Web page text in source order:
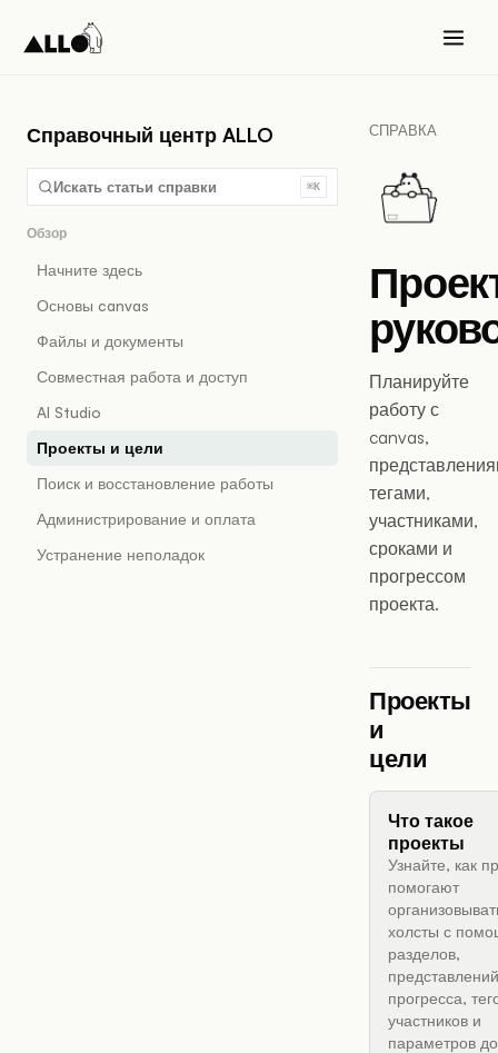
Справочный центр ALLO
Искать статьи справки ⌘K
Обзор
Начните здесь
Основы canvas
Файлы и документы
Совместная работа и доступ
AI Studio
Проекты и цели
Поиск и восстановление работы
Администрирование и оплата
Устранение неполадок
СПРАВКА
Планируйте
работу с
canvas,
тегами,
участниками,
сроками и
прогрессом
проекта.
Проекты
и
цели
Что такое
проекты
Узнайте, как
помогают
холсты с
разделов,
прогресса,
участников и
параметров